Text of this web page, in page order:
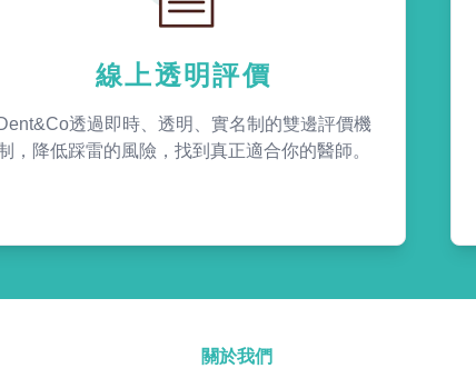
線上透明評價
透過即時、透明、實名制的雙邊評價機
，降低踩雷的風險，找到真正適合你的醫師。
關於我們